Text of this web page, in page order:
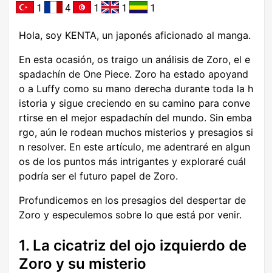
1
4 1 1 1
Hola, soy KENTA, un japonés aficionado al manga.
En esta ocasión, os traigo un análisis de Zoro, el e
spadachín de One Piece. Zoro ha estado apoyand
o a Luffy como su mano derecha durante toda la h
istoria y sigue creciendo en su camino para conve
rtirse en el mejor espadachín del mundo. Sin emba
rgo, aún le rodean muchos misterios y presagios si
n resolver. En este artículo, me adentraré en algun
os de los puntos más intrigantes y exploraré cuál
podría ser el futuro papel de Zoro.
Profundicemos en los presagios del despertar de
Zoro y especulemos sobre lo que está por venir.
1. La cicatriz del ojo izquierdo de
Zoro y su misterio